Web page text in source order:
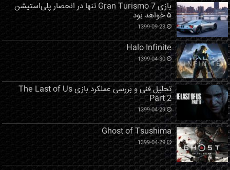
بازی Gran Turismo 7 تنها در انحصار پلی‌استیشن
۵ خواهد بود
1399-09-23
Halo Infinite
1399-04-30
تحلیل فنی و بررسی عملکرد بازی The Last of Us
Part 2
1399-04-29
Ghost of Tsushima
1399-04-29